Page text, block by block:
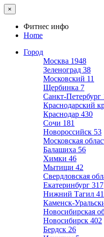
×
Фитнес инфо
Home
Город
Москва 1948
Зеленоград 38
Московский 11
Щербинка 7
Санкт-Петербург
Краснодарский
Краснодар 430
Сочи 181
Новороссийск 53
Московская
Балашиха 56
Химки 46
Мытищи 42
Свердловская
Екатеринбург 317
Нижний Тагил 41
Каменск-
Новосибирская
Новосибирск 402
Бердск 26